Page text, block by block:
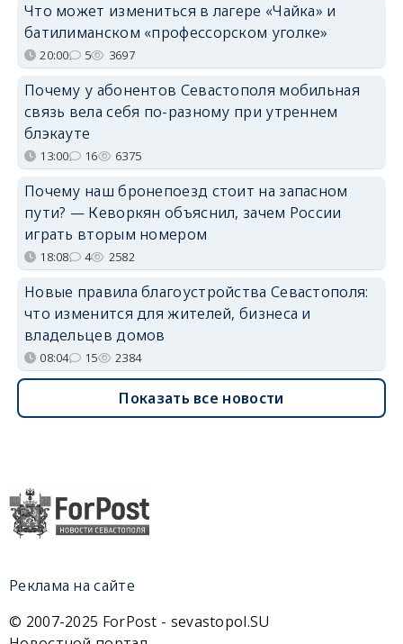
Что может измениться в лагере «Чайка» и
батилиманском «профессорском уголке»
20:00 5 3697
Почему у абонентов Севастополя мобильная
связь вела себя по-разному при утреннем
блэкауте
13:00 16 6375
Почему наш бронепоезд стоит на запасном
пути? — Кеворкян объяснил, зачем России
играть вторым номером
18:08 4 2582
Новые правила благоустройства Севастополя:
что изменится для жителей, бизнеса и
владельцев домов
08:04 15 2384
Показать все новости
Реклама на сайте
© 2007-2025 ForPost - sevastopol.SU